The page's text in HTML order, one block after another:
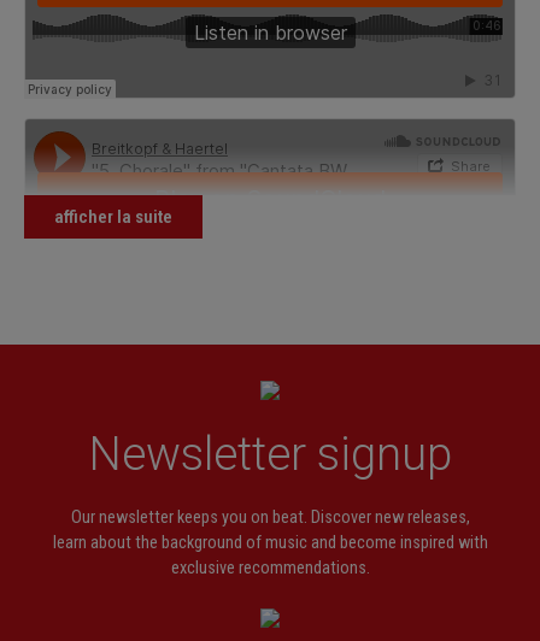
afficher la suite
Newsletter signup
Our newsletter keeps you on beat. Discover new releases,
learn about the background of music and become inspired with
exclusive recommendations.